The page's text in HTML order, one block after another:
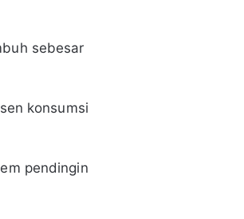
sebesar
konsumsi
pendingin